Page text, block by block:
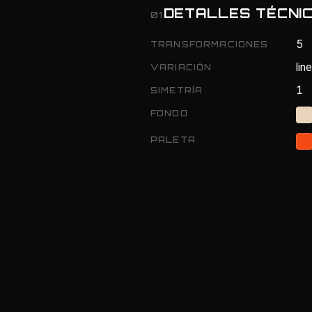
01 DETALLES
TRANSFORMACIONES 5
VARIACIÓN
SIMETRÍA 1
FONDO
PALETA